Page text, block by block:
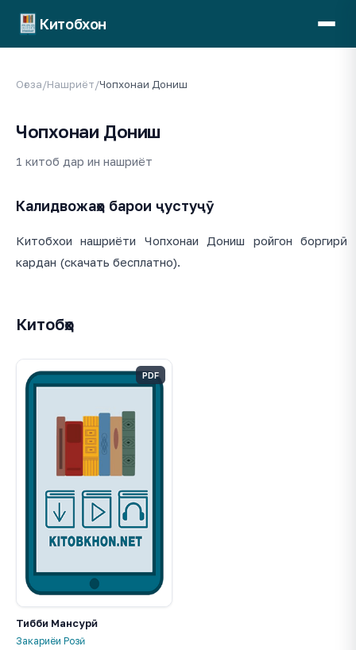
Китобхон
Оғоза/Нашриёт/Чопхонаи Дониш
Чопхонаи Дониш
1 китоб дар ин нашриёт
Калидвожаҳо барои ҷустуҷӯ
Китобхои нашриёти Чопхонаи Дониш ройгон боргирӣ
кардан (скачать бесплатно).
Китобҳо
PDF
Тибби Мансурӣ
Закариёи Розӣ